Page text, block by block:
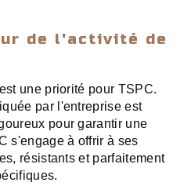
de l'activité de
une priorité pour TSPC.
par l'entreprise est
pour garantir une
s'engage à offrir à ses
résistants et parfaitement